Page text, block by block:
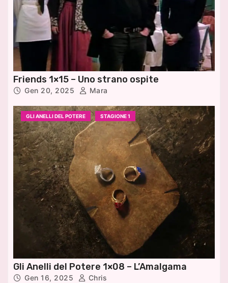
Friends 1×15 – Uno strano ospite
Gen 20, 2025 Mara
GLI ANELLI DEL POTERE STAGIONE 1
Gli Anelli del Potere 1×08 – L’Amalgama
Gen 16, 2025 Chris